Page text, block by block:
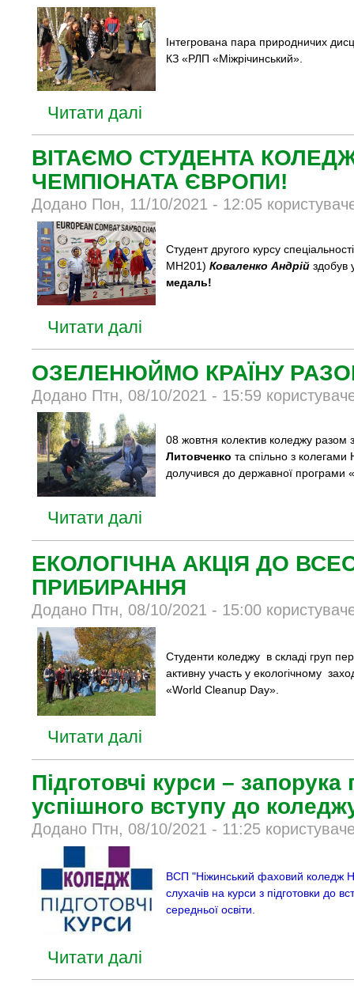
Інтегрована пара природничих
КЗ «РЛП «Міжрічинський».
Читати далі
ВІТАЄМО СТУДЕНТА
ЧЕМПІОНАТА ЄВРОПИ!
Додано Пон, 11/10/2021 - 12:05
Студент другого курсу
МН201) Коваленко Андрій здобув
медаль!
Читати далі
ОЗЕЛЕНЮЙМО КРАЇНУ
Додано Птн, 08/10/2021 - 15:59
08 жовтня колектив коледжу разом
Литовченко та спільно з колегами
долучився до державної програми
Читати далі
ЕКОЛОГІЧНА АКЦІЯ ДО
ПРИБИРАННЯ
Додано Птн, 08/10/2021 - 15:00
Студенти коледжу в складі груп
активну участь у екологічному
«World Cleanup Day».
Читати далі
Підготовчі курси –
успішного вступу до
Додано Птн, 08/10/2021 - 11:25
ВСП "Ніжинський фаховий коледж
слухачів на курси з підготовки до
середньої освіти.
Читати далі